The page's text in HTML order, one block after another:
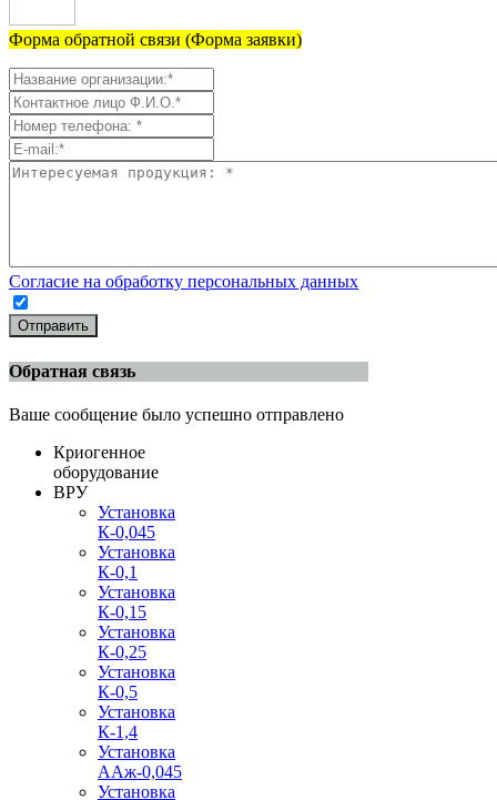
Форма обратной связи (Форма заявки)
Согласие на обработку персональных данных
Отправить
Обратная связь
Ваше сообщение было успешно отправлено
Криогенное
оборудование
ВРУ
Установка
К-0,045
Установка
К-0,1
Установка
К-0,15
Установка
К-0,25
Установка
К-0,5
Установка
К-1,4
Установка
ААж-0,045
Установка